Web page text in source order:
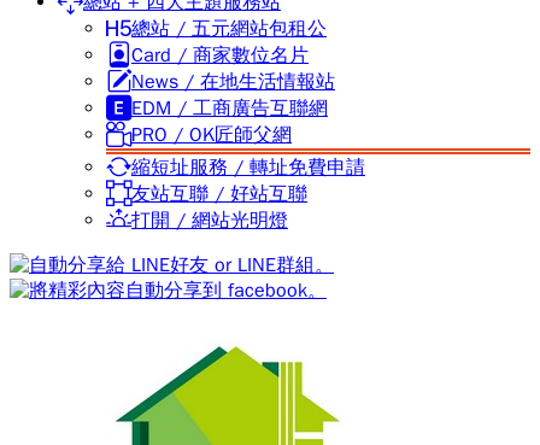
總站 / 五元網站包租公
Card / 商家數位名片
News / 在地生活情報站
EDM / 工商廣告互聯網
PRO / OK匠師父網
縮短址服務 / 轉址免費申請
友站互聯 / 好站互聯
打開 / 網站光明燈